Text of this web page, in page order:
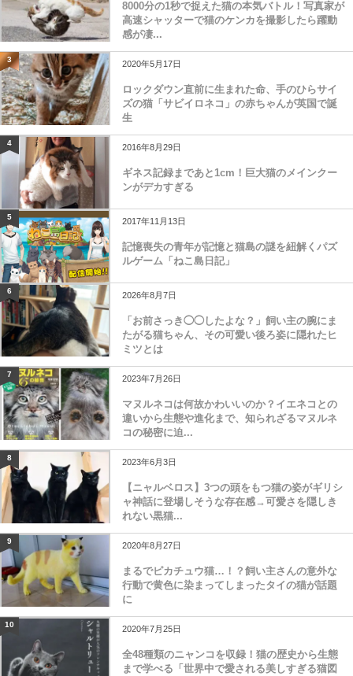
8000分の1秒で捉えた猫の本気バトル！写真家が
高速シャッターで猫のケンカを撮影したら躍動
感が凄...
3 2020年5月17日
ロックダウン直前に生まれた命、手のひらサイ
ズの猫「サビイロネコ」の赤ちゃんが英国で誕
生
4 2016年8月29日
ギネス記録まであと1cm！巨大猫のメインクー
ンがデカすぎる
5 2017年11月13日
記憶喪失の青年が記憶と猫島の謎を紐解くパズ
ルゲーム「ねこ島日記」
6 2026年8月7日
「お前さっき◯◯したよな？」飼い主の腕にま
たがる猫ちゃん、その可愛い後ろ姿に隠れたヒ
ミツとは
7 2023年7月26日
マヌルネコは何故かわいいのか？イエネコとの
違いから生態や進化まで、知られざるマヌルネ
コの秘密に迫...
8 2023年6月3日
【ニャルベロス】3つの頭をもつ猫の姿がギリシ
ャ神話に登場しそうな存在感→可愛さを隠しき
れない黒猫...
9 2020年8月27日
まるでピカチュウ猫…！？飼い主さんの意外な
行動で黄色に染まってしまったタイの猫が話題
に
10 2020年7月25日
全48種類のニャンコを収録！猫の歴史から生態
まで学べる「世界中で愛される美しすぎる猫図